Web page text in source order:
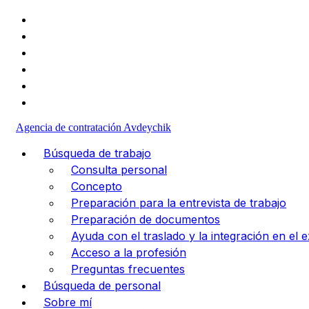
Agencia de contratación Avdeychik
Búsqueda de trabajo
Consulta personal
Concepto
Preparación para la entrevista de trabajo
Preparación de documentos
Ayuda con el traslado y la integración en el
Acceso a la profesión
Preguntas frecuentes
Búsqueda de personal
Sobre mí